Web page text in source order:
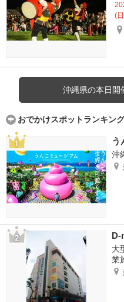
(
沖縄県の本日開
おでかけスポットランキング
う
沖
D-
大
業